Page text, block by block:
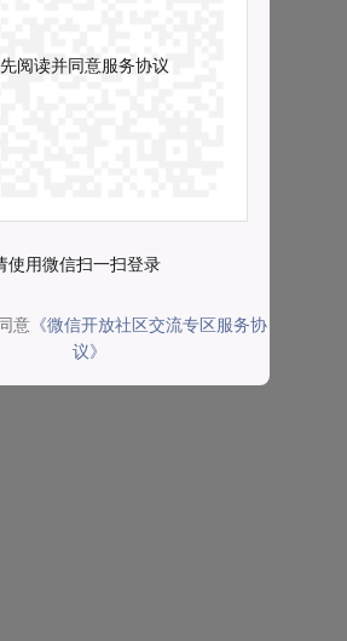
阅读并同意服务协议
使用微信扫一扫登录
意 《微信开放社区交流专区服务协
议》